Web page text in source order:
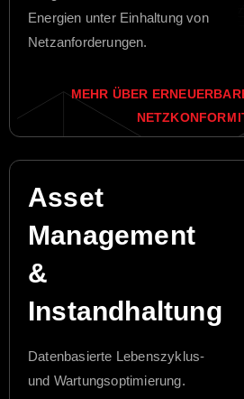
Energien unter Einhaltung von
Netzanforderungen.
MEHR ÜBER
Asset
Management
&
Instandhaltung
Datenbasierte Lebenszyklus-
und Wartungsoptimierung.